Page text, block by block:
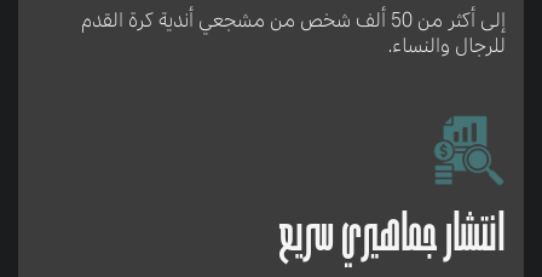
إلى أكثر من 50 ألف شخص من مشجعي أندية كرة القدم
للرجال والنساء.
انتشار جماهيري سريع